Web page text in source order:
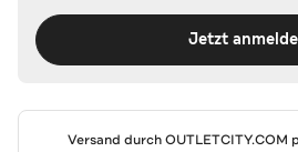
Jetzt
Versand durchOUTLETCITY.COM